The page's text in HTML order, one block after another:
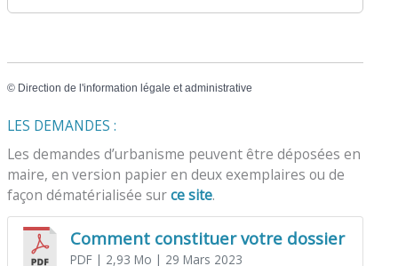
© Direction de l'information légale et administrative
LES DEMANDES :
Les demandes d’urbanisme peuvent être déposées en
maire, en version papier en deux exemplaires ou de
façon dématérialisée surce site.
Comment constituer votre dossier
PDF| 2,93 Mo | 29 Mars 2023